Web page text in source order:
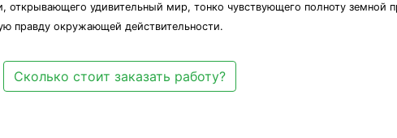
удивительный мир, тонко чувствующего полноту земной
правду окружающей действительности.
Сколько стоит заказать работу?